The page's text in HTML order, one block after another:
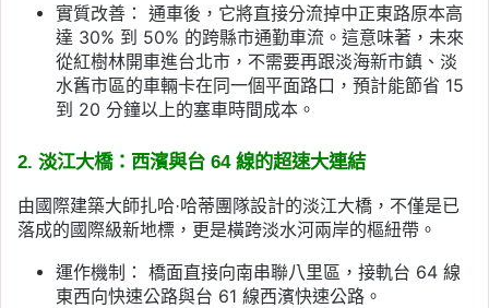
實質改善： 通車後，它將直接分流掉中正東路原本高
達 30% 到 50% 的跨縣市通勤車流。這意味著，未來
從紅樹林開車進台北市，不需要再跟淡海新市鎮、淡
水舊市區的車輛卡在同一個平面路口，預計能節省 15
到 20 分鐘以上的塞車時間成本。
2. 淡江大橋：西濱與台 64 線的超速大連結
由國際建築大師扎哈·哈蒂團隊設計的淡江大橋，不僅是已
落成的國際級新地標，更是橫跨淡水河兩岸的樞紐帶。
運作機制： 橋面直接向南串聯八里區，接軌台 64 線
東西向快速公路與台 61 線西濱快速公路。